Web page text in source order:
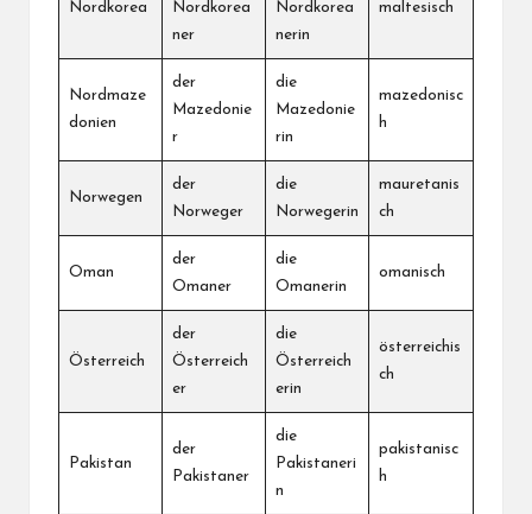
Nordkorea
Nordkorea
ner
Nordkorea
nerin
maltesisch
Nordmaze
donien
der
Mazedonie
r
die
Mazedonie
rin
mazedonisc
h
Norwegen
der
Norweger
die
Norwegerin
mauretanis
ch
Oman
der
Omaner
die
Omanerin
omanisch
Österreich
der
Österreich
er
die
Österreich
erin
österreichis
ch
Pakistan
der
Pakistaner
die
Pakistaneri
n
pakistanisc
h